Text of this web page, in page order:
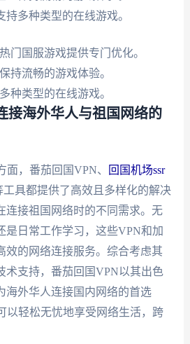
持多种类型的在线游戏。
门国服游戏提供专门优化。
持流畅的游戏体验。
种类型的在线游戏。
接海外华人与祖国网络的
，番茄回国VPN、
回国机场ssr
具都提供了高效且多样化的解决
连接祖国网络时的不同需求。无
是日常工作学习，这些VPN和加
效的网络连接服务。综合考虑其
术支持，番茄回国VPN以其出色
海外华人连接国内网络的首选
以轻松无忧地享受网络生活，跨